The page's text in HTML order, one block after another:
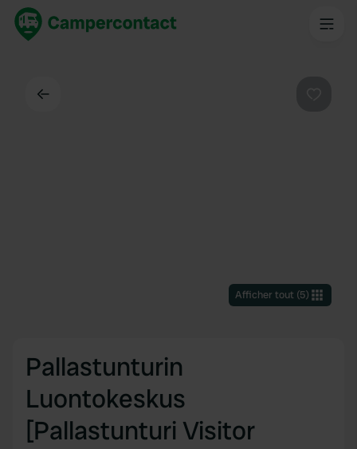
Afficher tout(5)
Pallastunturin
Luontokeskus
[Pallastunturi Visitor